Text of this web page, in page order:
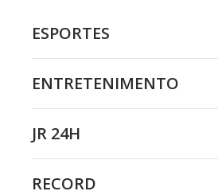
ESPORTES
ENTRETENIMENTO
JR 24H
RECORD